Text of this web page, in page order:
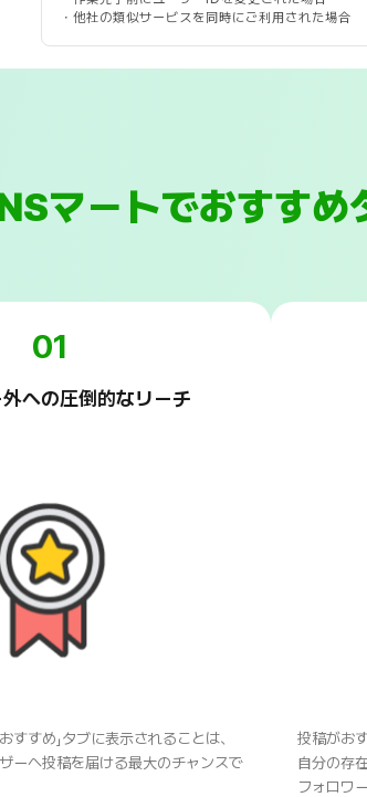
・他社の類似サービスを同時にご利用された場合
マートでおすす
01
への圧倒的なリーチ
おすすめ」タブに表示されることは、
ーへ投稿を届ける最大のチャンスで
投稿がお
自分の存
フォロワ